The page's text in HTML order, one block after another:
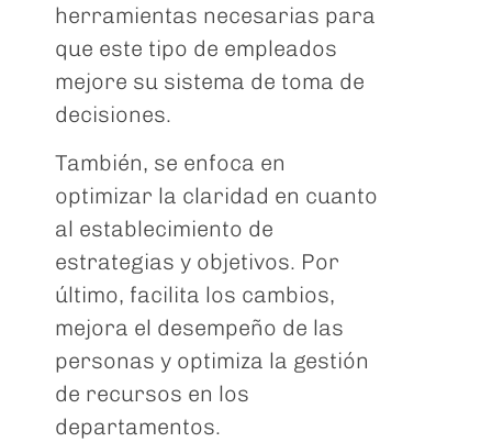
herramientas necesarias para
que este tipo de empleados
mejore su sistema de toma de
decisiones.
También, se enfoca en
optimizar la claridad en cuanto
al establecimiento de
estrategias y objetivos. Por
último, facilita los cambios,
mejora el desempeño de las
personas y optimiza la gestión
de recursos en los
departamentos.